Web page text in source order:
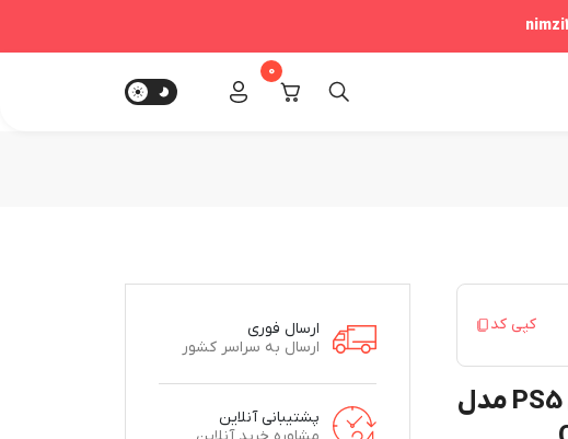
0
کپی کد
دسته کاستوم شده اورجینال PS5 مدل
ارسال فوری
ارسال به سراسر کشور
پشتیبانی آنلاین